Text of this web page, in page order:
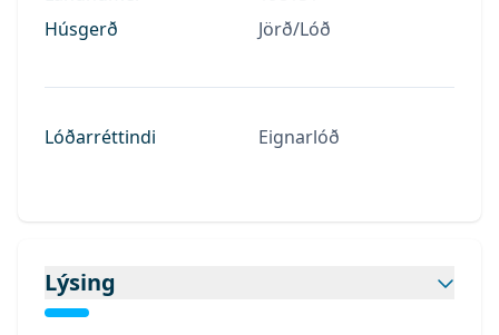
Húsgerð
Jörð/Lóð
Lóðarréttindi Eignarlóð
Lýsing